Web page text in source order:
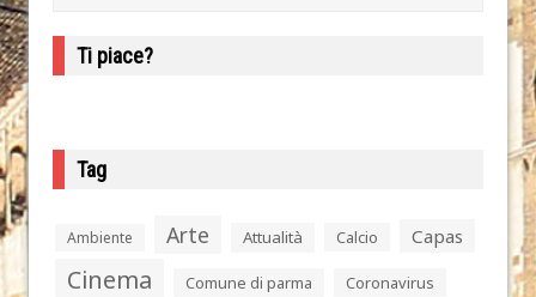
Ti piace?
Tag
Ambiente Arte Attualità Calcio Capas
Cinema Comune di parma Coronavirus